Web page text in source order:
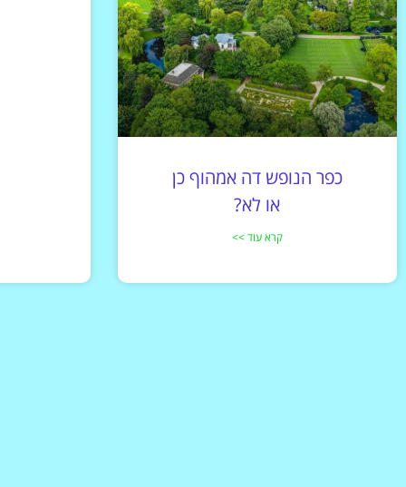
כפר הנופש דה אמהוף כן
או לא?
קרא עוד >>